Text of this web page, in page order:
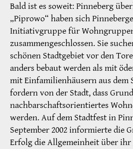
Bald ist es soweit: Pinneberg
„Piprowo“ haben sich
Initiativgruppe für
zusammengeschlossen. Sie
schönen Stadtgebiet vor den
anders bebaut werden als mit
mit Einfamilienhäusern aus dem
fordern von der Stadt, dass
nachbarschaftsorientiertes
werden. Auf dem Stadtfest in
September 2002 informierte die
Erfolg die Allgemeinheit über ihr